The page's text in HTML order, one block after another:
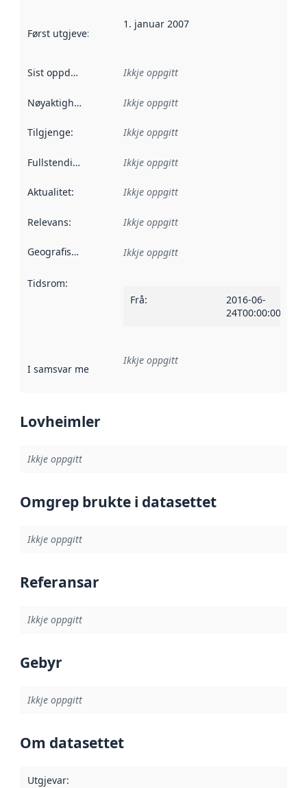
Først utgjeve: Denne datoen seier når dataa i dette
1. januar 2007
Sist oppdatert Ikkje oppgitt
Nøyaktigheit Ikkje oppgitt
Tilgjenge: Ikkje oppgitt
Fullstendigheit Ikkje oppgitt
Aktualitet: Ikkje oppgitt
Relevans: Ikkje oppgitt
Geografisk område Ikkje oppgitt
Tidsrom:
Frå:
2016-06-
24T00:00:00Z
I samsvar med Referanse til ei implementeringsregel eller
Ikkje oppgitt
Lovheimler
Ikkje oppgitt
Omgrep brukte i datasettet
Ikkje oppgitt
Referansar
Ikkje oppgitt
Gebyr
Ikkje oppgitt
Om datasettet
Utgjevar: